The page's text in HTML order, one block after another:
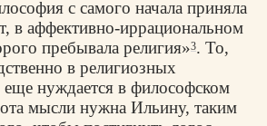
с самого начала приняла
в аффективно-иррациональном
пребывала религия»3. То,
в религиозных
нуждается в философском
мысли нужна Ильину, таким